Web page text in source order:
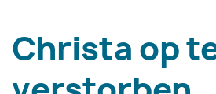
Christa op